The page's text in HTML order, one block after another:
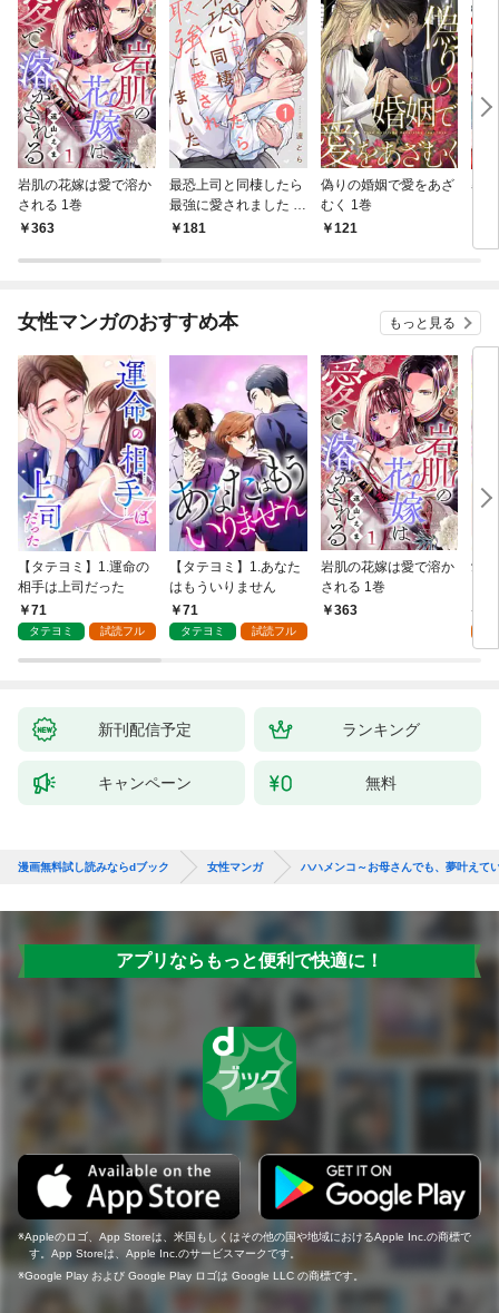
岩肌の花嫁は愛で溶か
される 1巻
363
最恐上司と同棲したら
最強に愛されました 1
巻181
偽りの婚姻で愛をあざ
むく 1巻
121
暴
女性マンガのおすすめ本 もっと見る
【タテヨミ】1.運命の
相手は上司だった
71
タテヨミ 試読フル
【タテヨミ】1.あなた
はもういりません
71
タテヨミ 試読フル
岩肌の花嫁は愛で溶か
される 1巻
363
愛
新刊配信予定 ランキング
キャンペーン 無料
漫画無料試し読みならdブック 女性マンガ ハハメンコ～お母さんでも、夢叶えて
アプリならもっと便利で快適に！
Appleのロゴ、App Storeは、米国もしくはその他の国や地域におけるApple Inc.の商標で
す。App Storeは、Apple Inc.のサービスマークです。
Google Play および Google Play ロゴは Google LLC の商標です。